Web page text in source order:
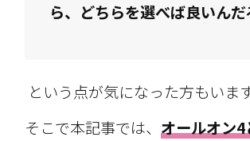
ら、どちらを選べば良いんだ
という点が気になった方もいま
そこで本記事では、オールオン